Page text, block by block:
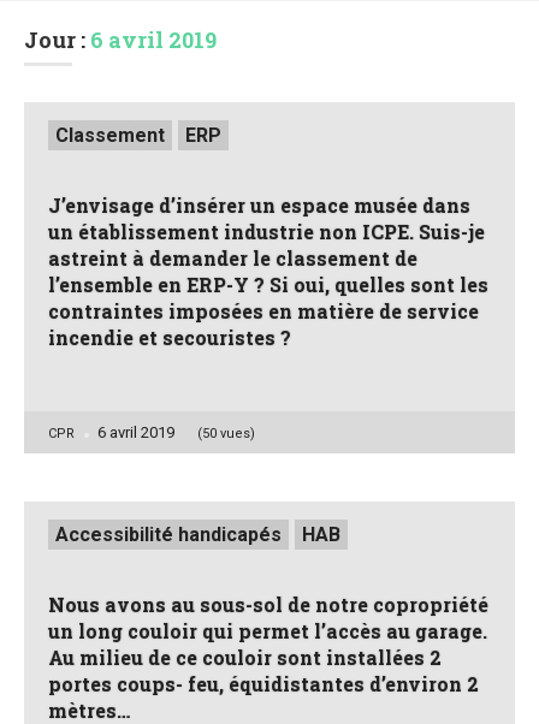
Jour : 6 avril 2019
Posted
inClassement ERP
J’envisage d’insérer un espace musée dans
un établissement industrie non ICPE. Suis-je
astreint à demander le classement de
l’ensemble en ERP-Y ? Si oui, quelles sont les
contraintes imposées en matière de service
incendie et secouristes ?
Posted
CPR 6 avril 2019 (50 vues)
Posted
inAccessibilité handicapés HAB
Nous avons au sous-sol de notre copropriété
un long couloir qui permet l’accès au garage.
Au milieu de ce couloir sont installées 2
portes coups- feu, équidistantes d’environ 2
mètres…